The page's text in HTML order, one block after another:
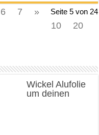
Seite 5 von 24
6 7
»
10
20
Wickel Alufolie
um deinen